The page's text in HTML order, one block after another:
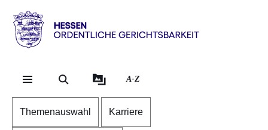
Direkt zum Kopf der
Direkt zum Inhalt
Direkt zum Fuß der
Hessen
Ordentliche
Gerichtsbarkeit
A-Z
Themenauswahl Karriere